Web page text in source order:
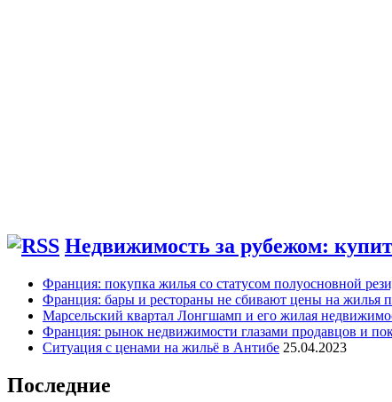
Недвижимость за рубежом:
Франция: покупка жилья со статусом полуосновной
Франция: бары и рестораны не сбивают цены на жилья
Марсельский квартал Лонгшамп и его жилая
Франция: рынок недвижимости глазами продавцов и
Ситуация с ценами на жильё в Антибе 25.04.2023
Последние